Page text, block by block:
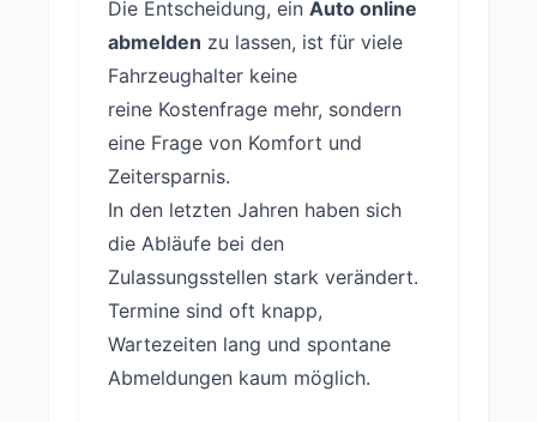
Die Entscheidung, ein Auto online
abmelden zu lassen, ist für viele
Fahrzeughalter keine
reine Kostenfrage mehr, sondern
eine Frage von Komfort und
Zeitersparnis.
In den letzten Jahren haben sich
die Abläufe bei den
Zulassungsstellen stark verändert.
Termine sind oft knapp,
Wartezeiten lang und spontane
Abmeldungen kaum möglich.